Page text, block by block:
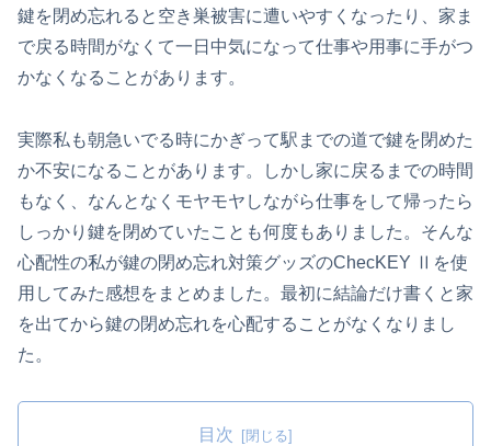
鍵を閉め忘れると空き巣被害に遭いやすくなったり、家ま
で戻る時間がなくて一日中気になって仕事や用事に手がつ
かなくなることがあります。
実際私も朝急いでる時にかぎって駅までの道で鍵を閉めた
か不安になることがあります。しかし家に戻るまでの時間
もなく、なんとなくモヤモヤしながら仕事をして帰ったら
しっかり鍵を閉めていたことも何度もありました。そんな
心配性の私が鍵の閉め忘れ対策グッズのChecKEY Ⅱを使
用してみた感想をまとめました。最初に結論だけ書くと家
を出てから鍵の閉め忘れを心配することがなくなりまし
た。
目次